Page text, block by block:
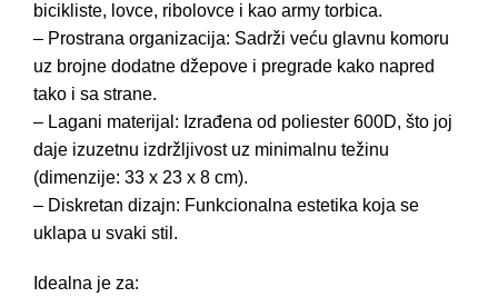
bicikliste, lovce, ribolovce i kao army torbica.
– Prostrana organizacija: Sadrži veću glavnu komoru
uz brojne dodatne džepove i pregrade kako napred
tako i sa strane.
– Lagani materijal: Izrađena od poliester 600D, što joj
daje izuzetnu izdržljivost uz minimalnu težinu
(dimenzije: 33 x 23 x 8 cm).
– Diskretan dizajn: Funkcionalna estetika koja se
uklapa u svaki stil.
Idealna je za: